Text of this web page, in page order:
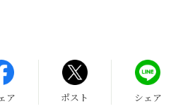
ア ポスト シェア